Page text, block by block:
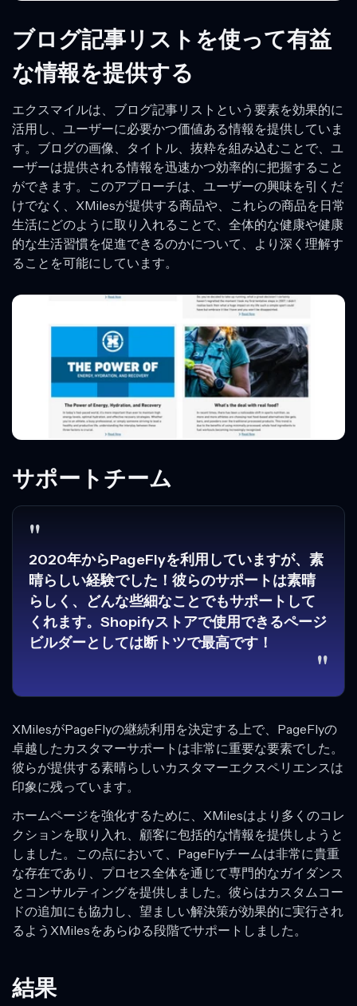
ブログ記事リストを使って有益
な情報を提供する
エクスマイルは、ブログ記事リストという要素を効果的に
活用し、ユーザーに必要かつ価値ある情報を提供していま
す。ブログの画像、タイトル、抜粋を組み込むことで、ユ
ーザーは提供される情報を迅速かつ効率的に把握すること
ができます。このアプローチは、ユーザーの興味を引くだ
けでなく、XMilesが提供する商品や、これらの商品を日常
生活にどのように取り入れることで、全体的な健康や健康
的な生活習慣を促進できるのかについて、より深く理解す
ることを可能にしています。
サポートチーム
"
2020年からPageFlyを利用していますが、素
晴らしい経験でした！彼らのサポートは素晴
らしく、どんな些細なことでもサポートして
くれます。Shopifyストアで使用できるページ
ビルダーとしては断トツで最高です！
"
XMilesがPageFlyの継続利用を決定する上で、PageFlyの
卓越したカスタマーサポートは非常に重要な要素でした。
彼らが提供する素晴らしいカスタマーエクスペリエンスは
印象に残っています。
ホームページを強化するために、XMilesはより多くのコレ
クションを取り入れ、顧客に包括的な情報を提供しようと
しました。この点において、PageFlyチームは非常に貴重
な存在であり、プロセス全体を通じて専門的なガイダンス
とコンサルティングを提供しました。彼らはカスタムコー
ドの追加にも協力し、望ましい解決策が効果的に実行され
るようXMilesをあらゆる段階でサポートしました。
結果